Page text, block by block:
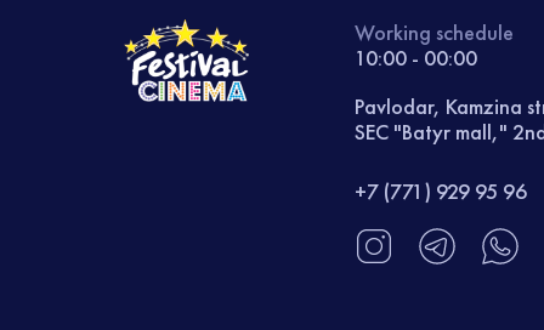
Working schedule
10:00 - 00:00
Pavlodar, Kamzina
SEC "Batyr mall,"
+7 (771) 929 95 96